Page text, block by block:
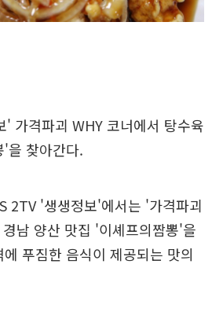
' 가격파괴 WHY 코너에서 탕수육
을 찾아간다.
2TV '생생정보'에서는 '가격파괴
남 양산 맛집 '이셰프의짬뽕'을
푸짐한 음식이 제공되는 맛의